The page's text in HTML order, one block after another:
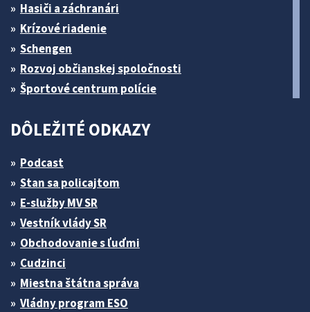
Hasiči a záchranári
Krízové riadenie
Schengen
Rozvoj občianskej spoločnosti
Športové centrum polície
DÔLEŽITÉ ODKAZY
Podcast
Stan sa policajtom
E-služby MV SR
Vestník vlády SR
Obchodovanie s ľuďmi
Cudzinci
Miestna štátna správa
Vládny program ESO